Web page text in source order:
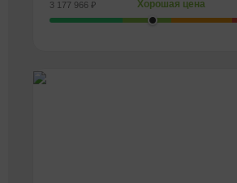
3 177 966 ₽ Хорошая цена